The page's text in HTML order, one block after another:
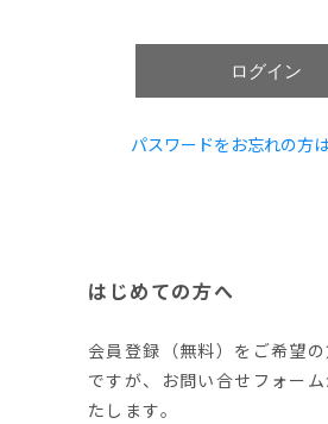
ログイン
パスワードをお忘れの方
はじめての方へ
会員登録（無料）をご希望
ですが、お問い合せフォー
たします。